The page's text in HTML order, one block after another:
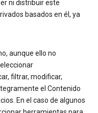
ni distribuir este
basados en él, ya
aunque ello no
filtrar, modificar,
el Contenido
En el caso de algunos